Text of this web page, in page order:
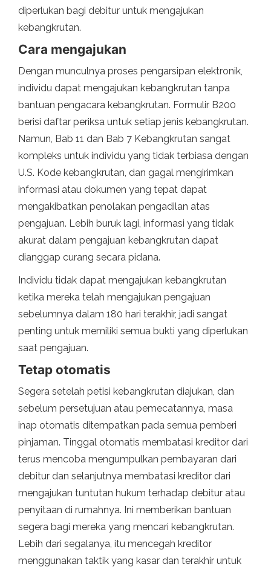
diperlukan bagi debitur untuk mengajukan
kebangkrutan.
Cara mengajukan
Dengan munculnya proses pengarsipan elektronik,
individu dapat mengajukan kebangkrutan tanpa
bantuan pengacara kebangkrutan. Formulir B200
berisi daftar periksa untuk setiap jenis kebangkrutan.
Namun, Bab 11 dan Bab 7 Kebangkrutan sangat
kompleks untuk individu yang tidak terbiasa dengan
U.S. Kode kebangkrutan, dan gagal mengirimkan
informasi atau dokumen yang tepat dapat
mengakibatkan penolakan pengadilan atas
pengajuan. Lebih buruk lagi, informasi yang tidak
akurat dalam pengajuan kebangkrutan dapat
dianggap curang secara pidana.
Individu tidak dapat mengajukan kebangkrutan
ketika mereka telah mengajukan pengajuan
sebelumnya dalam 180 hari terakhir, jadi sangat
penting untuk memiliki semua bukti yang diperlukan
saat pengajuan.
Tetap otomatis
Segera setelah petisi kebangkrutan diajukan, dan
sebelum persetujuan atau pemecatannya, masa
inap otomatis ditempatkan pada semua pemberi
pinjaman. Tinggal otomatis membatasi kreditor dari
terus mencoba mengumpulkan pembayaran dari
debitur dan selanjutnya membatasi kreditor dari
mengajukan tuntutan hukum terhadap debitur atau
penyitaan di rumahnya. Ini memberikan bantuan
segera bagi mereka yang mencari kebangkrutan.
Lebih dari segalanya, itu mencegah kreditor
menggunakan taktik yang kasar dan terakhir untuk